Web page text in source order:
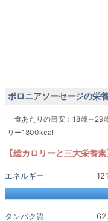
ボロニアソーセージの栄
一食あたりの目安：18歳～29
リー1800kcal
【総カロリーと三大栄養素
エネルギー
タンパク質